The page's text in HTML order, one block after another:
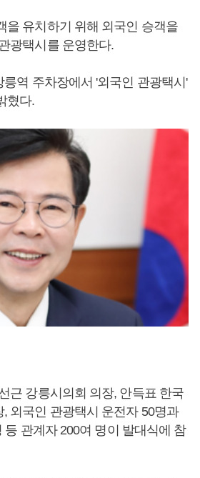
을 유치하기 위해 외국인 승객을
광택시를 운영한다.
역 주차장에서 '외국인 관광택시'
혔다.
근 강릉시의회 의장, 안득표 한국
외국인 관광택시 운전자 50명과
등 관계자 200여 명이 발대식에 참